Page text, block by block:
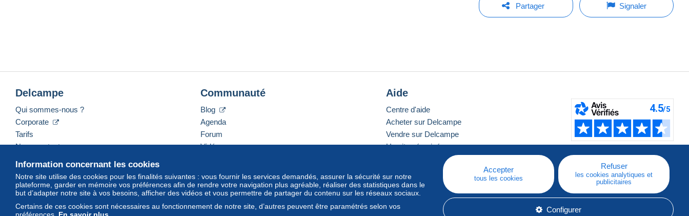
Partager Signaler
Information concernant les cookies
Notre site utilise des cookies pour les finalités suivantes : vous fournir les services demandés, assurer la sécurité sur notre
plateforme, garder en mémoire vos préférences afin de rendre votre navigation plus agréable, réaliser des statistiques dans le
but d’adapter notre site à vos besoins, afficher des vidéos et vous permettre de partager du contenu sur les réseaux sociaux.
Certains de ces cookies sont nécessaires au fonctionnement de notre site, d’autres peuvent être paramétrés selon vos
préférences. En savoir plus
Accepter
tous les cookies
Refuser
les cookies analytiques et
publicitaires
Configurer
Delcampe
Qui sommes-nous ?
Corporate
Tarifs
Nous contacter
Communauté
Blog
Agenda
Forum
Vidéos
Aide
Centre d'aide
Acheter sur Delcampe
Vendre sur Delcampe
Un site sécurisé
Français USD America/Indiana/Vevay Mode standard